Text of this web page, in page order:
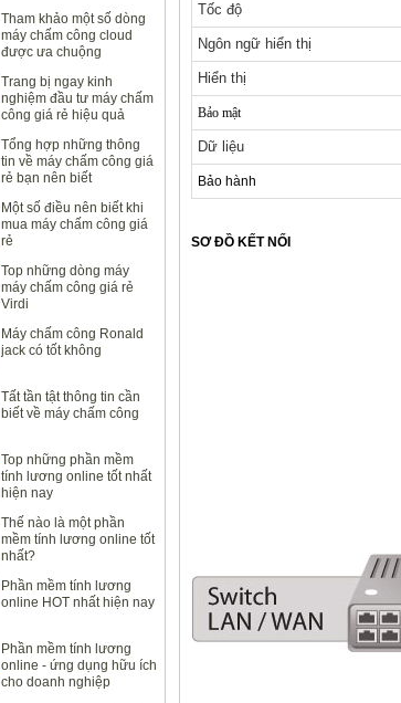
Tham khảo một số dòng
máy chấm công cloud
được ưa chuộng
Trang bị ngay kinh
nghiệm đầu tư máy chấm
công giá rẻ hiệu quả
Tổng hợp những thông
tin về máy chấm công giá
rẻ bạn nên biết
Một số điều nên biết khi
mua máy chấm công giá
rẻ
Top những dòng máy
máy chấm công giá rẻ
Virdi
Máy chấm công Ronald
jack có tốt không
Tất tần tật thông tin cần
biết về máy chấm công
Top những phần mềm
tính lương online tốt nhất
hiện nay
Thế nào là một phần
mềm tính lương online tốt
nhất?
Phần mềm tính lương
online HOT nhất hiện nay
Phần mềm tính lương
online - ứng dụng hữu ích
cho doanh nghiệp
Tốc độ
Ngôn ngữ hiển thị
Hiển thị
Bảo mật
Dữ liệu
Bảo hành
SƠ ĐỒ KẾT NỐI